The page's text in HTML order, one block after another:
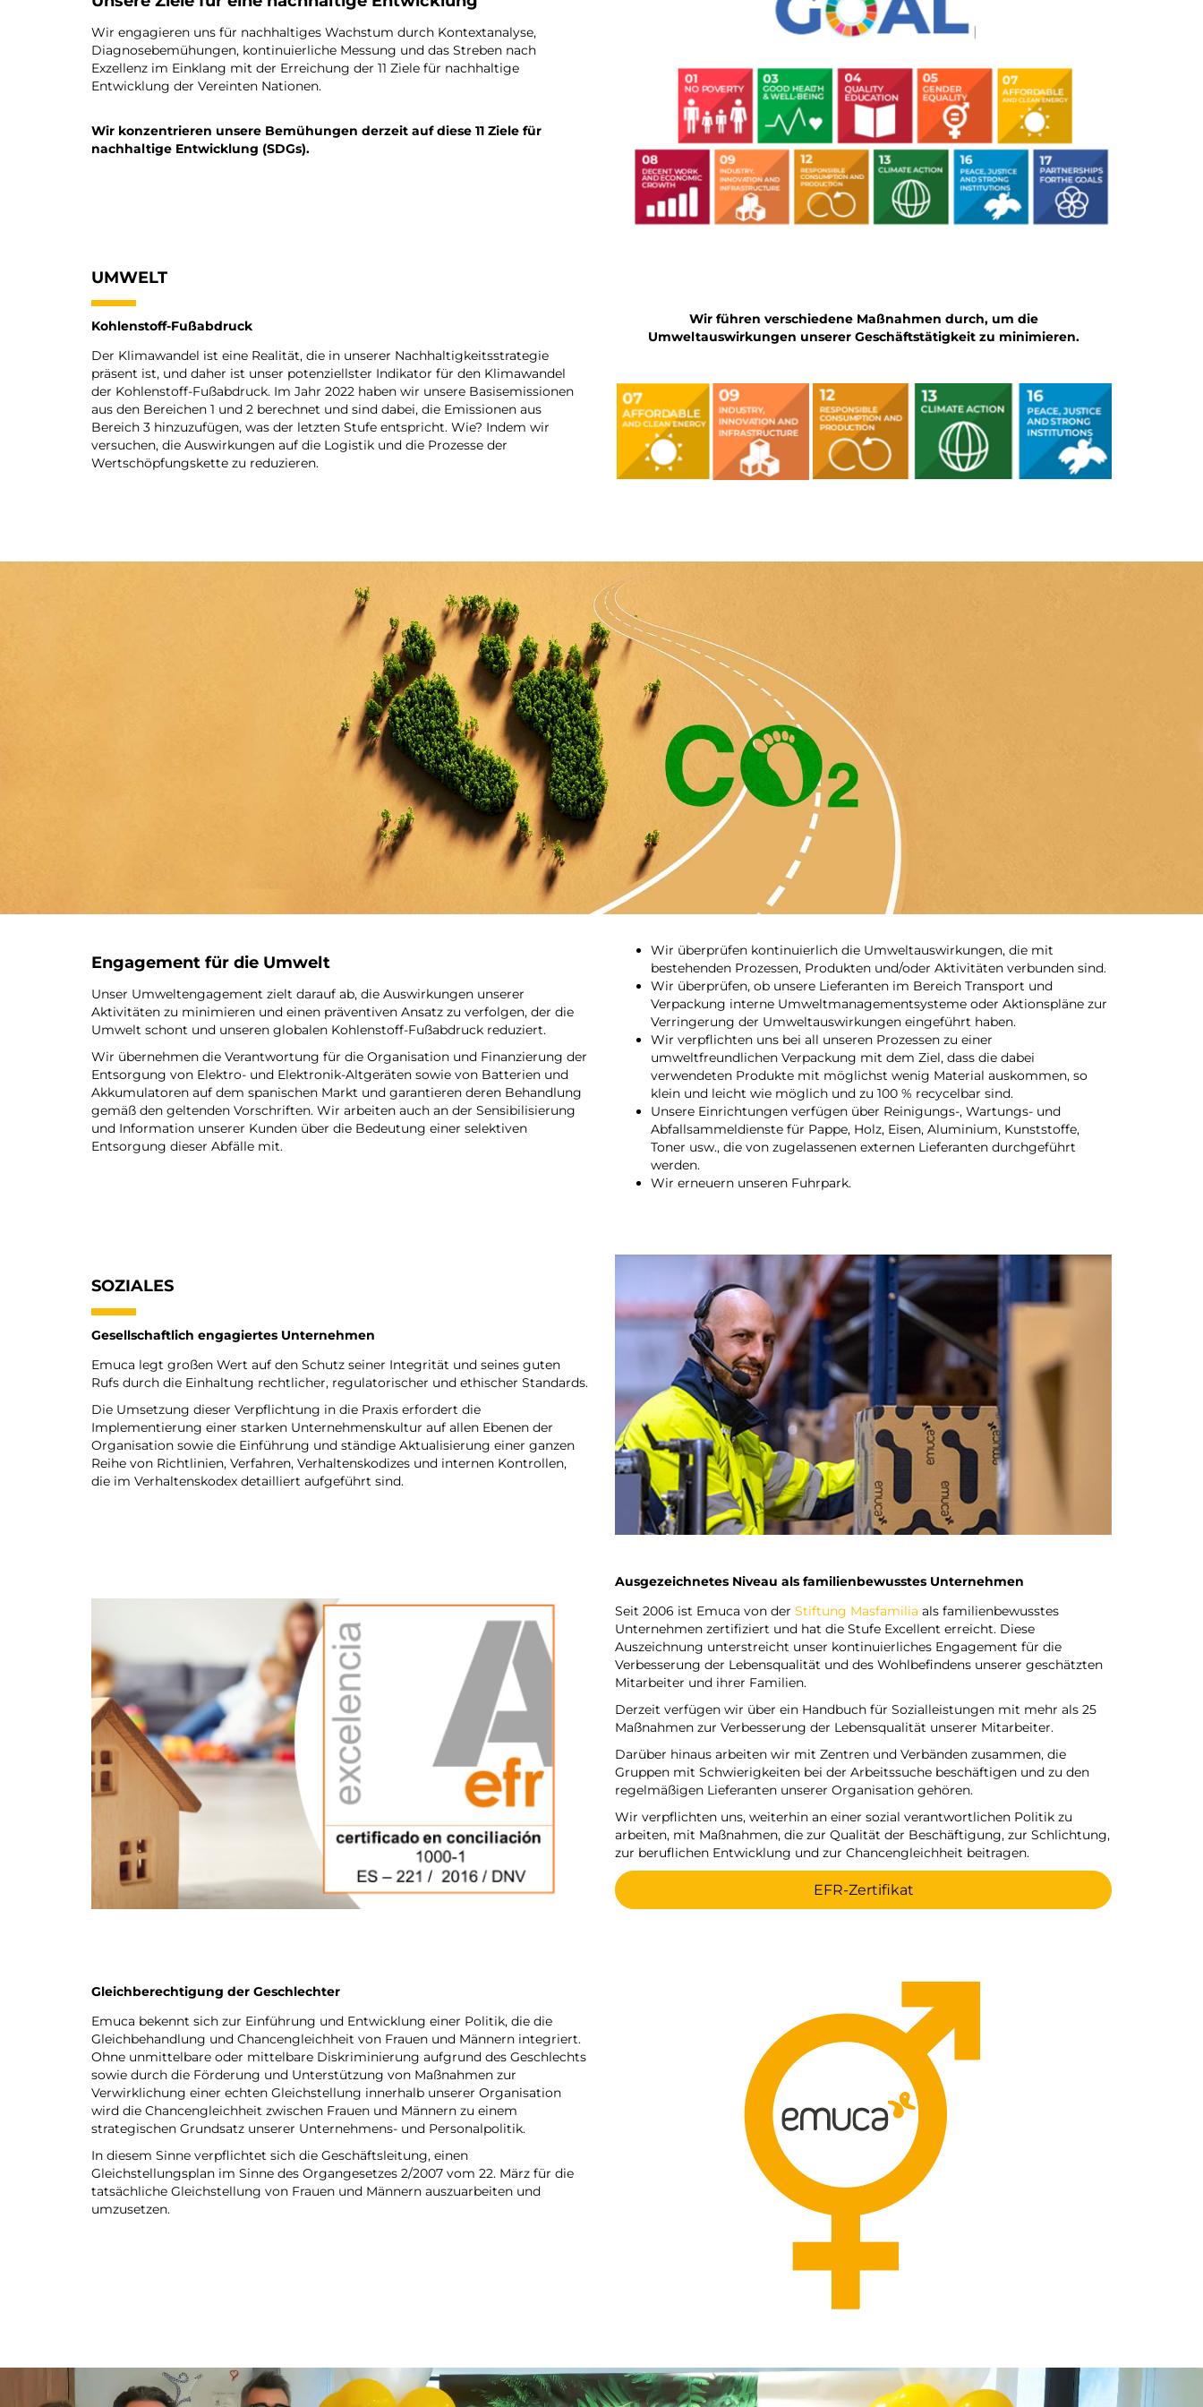
Wir engagieren uns für nachhaltiges Wachstum durch Kontextanalyse,
Diagnosebemühungen, kontinuierliche Messung und das Streben nach
Exzellenz im Einklang mit der Erreichung der 11 Ziele für nachhaltige
Entwicklung der Vereinten Nationen.
Wir konzentrieren unsere Bemühungen derzeit auf diese 11 Ziele für
nachhaltige Entwicklung (SDGs).
UMWELT
Kohlenstoff-Fußabdruck
Der Klimawandel ist eine Realität, die in unserer Nachhaltigkeitsstrategie
präsent ist, und daher ist unser potenziellster Indikator für den Klimawandel
der Kohlenstoff-Fußabdruck. Im Jahr 2022 haben wir unsere Basisemissionen
aus den Bereichen 1 und 2 berechnet und sind dabei, die Emissionen aus
Bereich 3 hinzuzufügen, was der letzten Stufe entspricht. Wie? Indem wir
versuchen, die Auswirkungen auf die Logistik und die Prozesse der
Wertschöpfungskette zu reduzieren.
Wir führen verschiedene Maßnahmen durch, um die
Umweltauswirkungen unserer Geschäftstätigkeit zu minimieren.
Engagement für die Umwelt
Unser Umweltengagement zielt darauf ab, die Auswirkungen unserer
Aktivitäten zu minimieren und einen präventiven Ansatz zu verfolgen, der die
Umwelt schont und unseren globalen Kohlenstoff-Fußabdruck reduziert.
Wir übernehmen die Verantwortung für die Organisation und Finanzierung der
Entsorgung von Elektro- und Elektronik-Altgeräten sowie von Batterien und
Akkumulatoren auf dem spanischen Markt und garantieren deren Behandlung
gemäß den geltenden Vorschriften. Wir arbeiten auch an der Sensibilisierung
und Information unserer Kunden über die Bedeutung einer selektiven
Entsorgung dieser Abfälle mit.
Wir überprüfen kontinuierlich die Umweltauswirkungen, die mit
bestehenden Prozessen, Produkten und/oder Aktivitäten verbunden sind.
Wir überprüfen, ob unsere Lieferanten im Bereich Transport und
Verpackung interne Umweltmanagementsysteme oder Aktionspläne zur
Verringerung der Umweltauswirkungen eingeführt haben.
Wir verpflichten uns bei all unseren Prozessen zu einer
umweltfreundlichen Verpackung mit dem Ziel, dass die dabei
verwendeten Produkte mit möglichst wenig Material auskommen, so
klein und leicht wie möglich und zu 100 % recycelbar sind.
Unsere Einrichtungen verfügen über Reinigungs-, Wartungs- und
Abfallsammeldienste für Pappe, Holz, Eisen, Aluminium, Kunststoffe,
Toner usw., die von zugelassenen externen Lieferanten durchgeführt
werden.
Wir erneuern unseren Fuhrpark.
SOZIALES
Gesellschaftlich engagiertes Unternehmen
Emuca legt großen Wert auf den Schutz seiner Integrität und seines guten
Rufs durch die Einhaltung rechtlicher, regulatorischer und ethischer Standards.
Die Umsetzung dieser Verpflichtung in die Praxis erfordert die
Implementierung einer starken Unternehmenskultur auf allen Ebenen der
Organisation sowie die Einführung und ständige Aktualisierung einer ganzen
Reihe von Richtlinien, Verfahren, Verhaltenskodizes und internen Kontrollen,
die im Verhaltenskodex detailliert aufgeführt sind.
Ausgezeichnetes Niveau als familienbewusstes Unternehmen
Seit 2006 ist Emuca von der Stiftung Masfamilia als familienbewusstes
Unternehmen zertifiziert und hat die Stufe Excellent erreicht. Diese
Auszeichnung unterstreicht unser kontinuierliches Engagement für die
Verbesserung der Lebensqualität und des Wohlbefindens unserer geschätzten
Mitarbeiter und ihrer Familien.
Derzeit verfügen wir über ein Handbuch für Sozialleistungen mit mehr als 25
Maßnahmen zur Verbesserung der Lebensqualität unserer Mitarbeiter.
Darüber hinaus arbeiten wir mit Zentren und Verbänden zusammen, die
Gruppen mit Schwierigkeiten bei der Arbeitssuche beschäftigen und zu den
regelmäßigen Lieferanten unserer Organisation gehören.
Wir verpflichten uns, weiterhin an einer sozial verantwortlichen Politik zu
arbeiten, mit Maßnahmen, die zur Qualität der Beschäftigung, zur Schlichtung,
zur beruflichen Entwicklung und zur Chancengleichheit beitragen.
EFR-Zertifikat
Gleichberechtigung der Geschlechter
Emuca bekennt sich zur Einführung und Entwicklung einer Politik, die die
Gleichbehandlung und Chancengleichheit von Frauen und Männern integriert.
Ohne unmittelbare oder mittelbare Diskriminierung aufgrund des Geschlechts
sowie durch die Förderung und Unterstützung von Maßnahmen zur
Verwirklichung einer echten Gleichstellung innerhalb unserer Organisation
wird die Chancengleichheit zwischen Frauen und Männern zu einem
strategischen Grundsatz unserer Unternehmens- und Personalpolitik.
In diesem Sinne verpflichtet sich die Geschäftsleitung, einen
Gleichstellungsplan im Sinne des Organgesetzes 2/2007 vom 22. März für die
tatsächliche Gleichstellung von Frauen und Männern auszuarbeiten und
umzusetzen.